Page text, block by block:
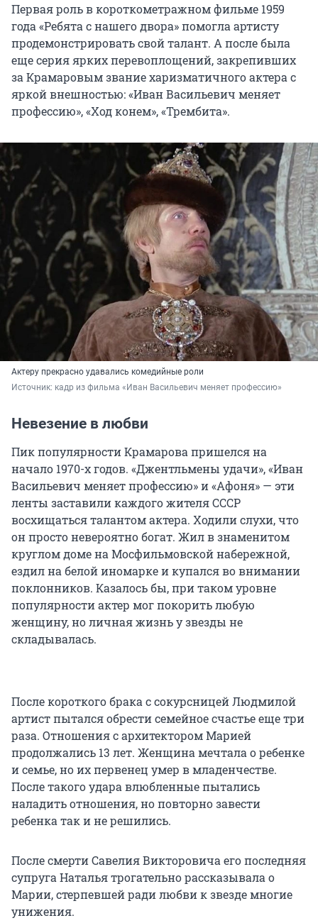
Первая роль в короткометражном фильме 1959
года «Ребята с нашего двора» помогла артисту
продемонстрировать свой талант. А после была
еще серия ярких перевоплощений, закрепивших
за Крамаровым звание харизматичного актера с
яркой внешностью: «Иван Васильевич меняет
профессию», «Ход конем», «Трембита».
Актеру прекрасно удавались комедийные роли
Источник: кадр из фильма «Иван Васильевич меняет профессию»
Невезение в любви
Пик популярности Крамарова пришелся на
начало 1970-х годов. «Джентльмены удачи», «Иван
Васильевич меняет профессию» и «Афоня» — эти
ленты заставили каждого жителя СССР
восхищаться талантом актера. Ходили слухи, что
он просто невероятно богат. Жил в знаменитом
круглом доме на Мосфильмовской набережной,
ездил на белой иномарке и купался во внимании
поклонников. Казалось бы, при таком уровне
популярности актер мог покорить любую
женщину, но личная жизнь у звезды не
складывалась.
После короткого брака с сокурсницей Людмилой
артист пытался обрести семейное счастье еще три
раза. Отношения с архитектором Марией
продолжались 13 лет. Женщина мечтала о ребенке
и семье, но их первенец умер в младенчестве.
После такого удара влюбленные пытались
наладить отношения, но повторно завести
ребенка так и не решились.
После смерти Савелия Викторовича его последняя
супруга Наталья трогательно рассказывала о
Марии, стерпевшей ради любви к звезде многие
унижения.